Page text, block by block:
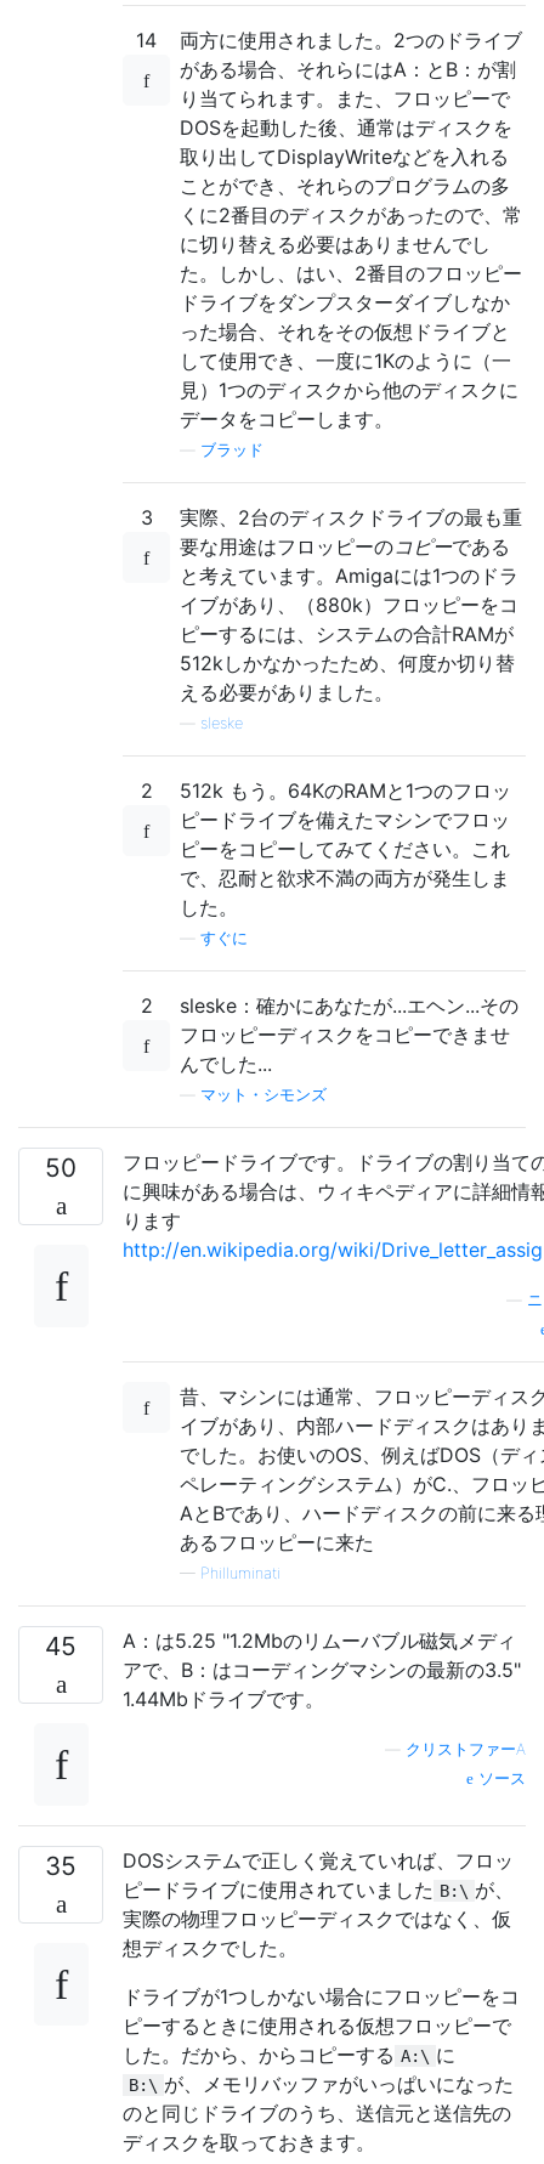
14
両方に使用されました。2つのドライブ
がある場合、それらにはA：とB：が割
り当てられます。また、フロッピーで
DOSを起動した後、通常はディスクを
取り出してDisplayWriteなどを入れる
ことができ、それらのプログラムの多
くに2番目のディスクがあったので、常
に切り替える必要はありませんでし
た。しかし、はい、2番目のフロッピー
ドライブをダンプスターダイブしなか
った場合、それをその仮想ドライブと
して使用でき、一度に1Kのように（一
見）1つのディスクから他のディスクに
データをコピーします。
ブラッド
3
実際、2台のディスクドライブの最も重
要な用途はフロッピーのコピーである
と考えています。Amigaには1つのドラ
イブがあり、（880k）フロッピーをコ
ピーするには、システムの合計RAMが
512kしかなかったため、何度か切り替
える必要がありました。
sleske
2
512k もう。64KのRAMと1つのフロッ
ピードライブを備えたマシンでフロッ
ピーをコピーしてみてください。これ
で、忍耐と欲求不満の両方が発生しま
した。
すぐに
2
sleske：確かにあなたが...エヘン...その
フロッピーディスクをコピーできませ
んでした...
マット・シモンズ
50
フロッピードライブです。ドライブの割り当て
に興味がある場合は、ウィキペディアに詳細情
ります
http://en.wikipedia.org/wiki/
昔、マシンには通常、フロッピーディス
イブがあり、内部ハードディスクはあり
でした。お使いのOS、例えばDOS（デ
ペレーティングシステム）がC.、フロッ
AとBであり、ハードディスクの前に来る
あるフロッピーに来た
— Philluminati
45
A：は5.25 "1.2Mbのリムーバブル磁気メディ
アで、B：はコーディングマシンの最新の3.5"
1.44Mbドライブです。
クリストファーA
ソース
35
DOSシステムで正しく覚えていれば、フロッ
ピードライブに使用されていました B:\ が、
実際の物理フロッピーディスクではなく、仮
想ディスクでした。
ドライブが1つしかない場合にフロッピーをコ
ピーするときに使用される仮想フロッピーで
した。だから、からコピーする A:\ に
B:\ が、メモリバッファがいっぱいになった
のと同じドライブのうち、送信元と送信先の
ディスクを取っておきます。